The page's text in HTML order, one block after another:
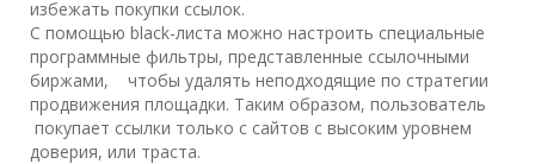
избежать покупки ссылок.
С помощью black-листа можно настроить специальные
программные фильтры, представленные ссылочными
биржами, чтобы удалять неподходящие по стратегии
продвижения площадки. Таким образом, пользователь
покупает ссылки только с сайтов с высоким уровнем
доверия, или траста.